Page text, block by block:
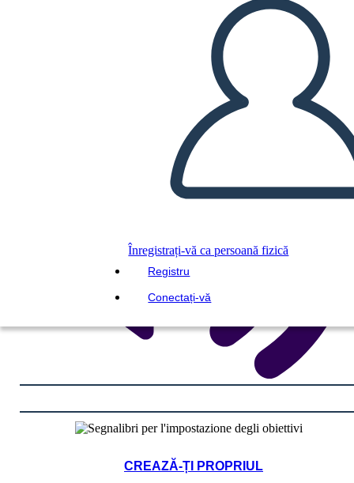
Înregistrați-vă ca persoană fizică
Registru
Conectați-vă
REDAȚI PREZENTAREA DE DIAPOZITIVE
CITESTE-MI
CREAZĂ-ȚI PROPRIUL